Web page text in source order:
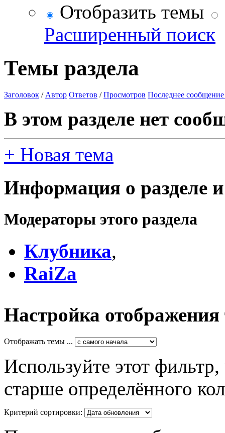
Отобразить темы
Расширенный поиск
Темы раздела
Заголовок / Автор Ответов /Просмотров Последнее сообщение
В этом разделе нет
+ Новая тема
Информация о разделе
Модераторы этого раздела
Клубника,
RaiZa
Настройка отображения
Отображать темы ...
Используйте этот
старше определённого
Критерий сортировки: